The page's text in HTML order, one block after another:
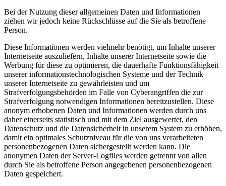
Bei der Nutzung dieser allgemeinen Daten und Informationen
ziehen wir jedoch keine Rückschlüsse auf die Sie als betroffene
Person.
Diese Informationen werden vielmehr benötigt, um Inhalte unserer
Internetseite auszuliefern, Inhalte unserer Internetseite sowie die
Werbung für diese zu optimieren, die dauerhafte Funktionsfähigkeit
unserer informationstechnologischen Systeme und der Technik
unserer Internetseite zu gewährleisten und um
Strafverfolgungsbehörden im Falle von Cyberangriffen die zur
Strafverfolgung notwendigen Informationen bereitzustellen. Diese
anonym erhobenen Daten und Informationen werden durch uns
daher einerseits statistisch und mit dem Ziel ausgewertet, den
Datenschutz und die Datensicherheit in unserem System zu erhöhen,
damit ein optimales Schutzniveau für die von uns verarbeiteten
personenbezogenen Daten sichergestellt werden kann. Die
anonymen Daten der Server-Logfiles werden getrennt von allen
durch Sie als betroffene Person angegebenen personenbezogenen
Daten gespeichert.